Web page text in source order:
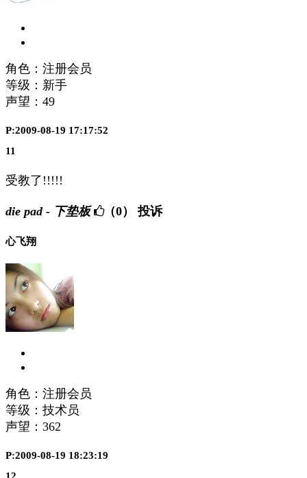
角色：注册会员
等级：新手
声望： 49
P:2009-08-19 17:17:52
11
受教了!!!!!
die pad - 下垫板 （0） 投诉
心飞翔
角色：注册会员
等级：技术员
声望： 362
P:2009-08-19 18:23:19